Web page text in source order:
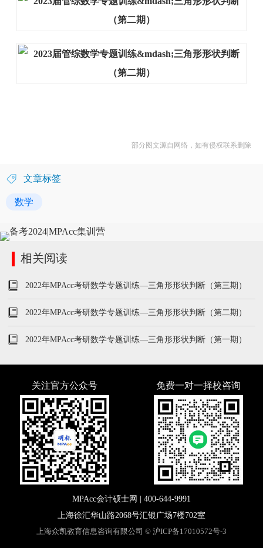
部分图文源自网络，如有侵权联系删除
文章标签
数学
相关阅读
2022年MPAcc考研数学专题训练—三角形形状判断（第三期）
2022年MPAcc考研数学专题训练—三角形形状判断（第二期）
2022年MPAcc考研数学专题训练—三角形形状判断（第一期）
关注官方公众号 免费一对一择校咨询
MPAcc会计硕士网 | 400-644-9991
上海徐汇华山路2068号汇银广场7楼702室
上海众凯教育信息咨询有限公司 © 沪ICP备17010572号-3